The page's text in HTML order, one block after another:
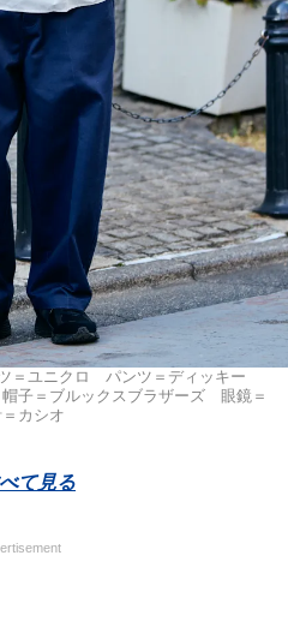
＝ユニクロ パンツ＝ディッキー
子＝ブルックスブラザーズ 眼鏡＝
カシオ
て見る